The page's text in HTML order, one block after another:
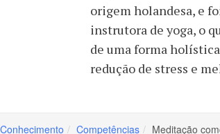
origem holandesa, e
instrutora de yoga, o
de uma forma
redução de stress e
Conhecimento Competências Meditação